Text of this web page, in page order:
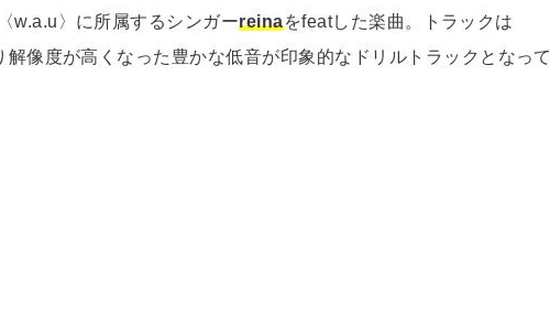
w.a.u〉に所属するシンガーreinaをfeatした楽曲。トラックは
像度が高くなった豊かな低音が印象的なドリルトラックとなって